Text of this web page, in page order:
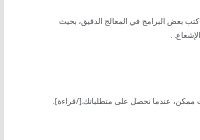
بعض البرامج في المعالج الدقيق، بحيث
.
ممكن، عندما نحصل على متطلباتك.[/قراءة].